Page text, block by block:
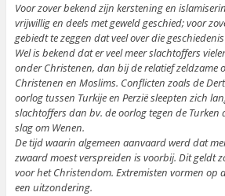
Voor zover bekend zijn kerstening en
vrijwillig en deels met geweld geschied; voor
gebiedt te zeggen dat veel over die
Wel is bekend dat er veel meer slachtoffers
onder Christenen, dan bij de relatief zeldzame
Christenen en Moslims. Conflicten zoals de
oorlog tussen Turkije en Perzië sleepten zich
slachtoffers dan bv. de oorlog tegen de Turken
slag om Wenen.
De tijd waarin algemeen aanvaard werd dat
zwaard moest verspreiden is voorbij. Dit geldt
voor het Christendom. Extremisten vormen op
een uitzondering.